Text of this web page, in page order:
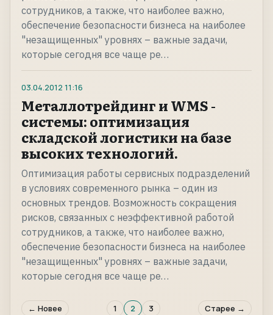
сотрудников, а также, что наиболее важно,
обеспечение безопасности бизнеса на наиболее
"незащищенных" уровнях – важные задачи,
которые сегодня все чаще ре…
03.04.2012 11:16
Металлотрейдинг и WMS -
системы: оптимизация
складской логистики на базе
высоких технологий.
Оптимизация работы сервисных подразделений
в условиях современного рынка – один из
основных трендов. Возможность сокращения
рисков, связанных с неэффективной работой
сотрудников, а также, что наиболее важно,
обеспечение безопасности бизнеса на наиболее
"незащищенных" уровнях – важные задачи,
которые сегодня все чаще ре…
← Новее 1 2 3 Старее →